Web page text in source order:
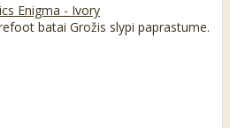
Enigma - Ivory
batai Grožis slypi paprastume.